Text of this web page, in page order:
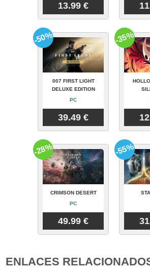
13.99 €
007 FIRST LIGHT
DELUXE EDITION
PC
39.49 €
-50% -35%
CRIMSON DESERT
PC
49.99 €
-28% -55%
ENLACES